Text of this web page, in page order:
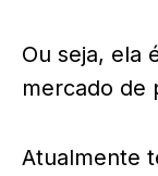
Ou seja, ela
mercado de
Atualmente